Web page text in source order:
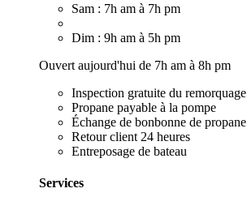
Sam : 7h am à 7h pm
Dim : 9h am à 5h pm
Ouvert aujourd'hui de 7h am à 8h pm
Inspection gratuite du remorquage
Propane payable à la pompe
Échange de bonbonne de propane
Retour client 24 heures
Entreposage de bateau
Services